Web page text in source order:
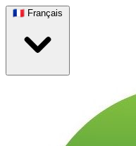
🇫🇷 Français